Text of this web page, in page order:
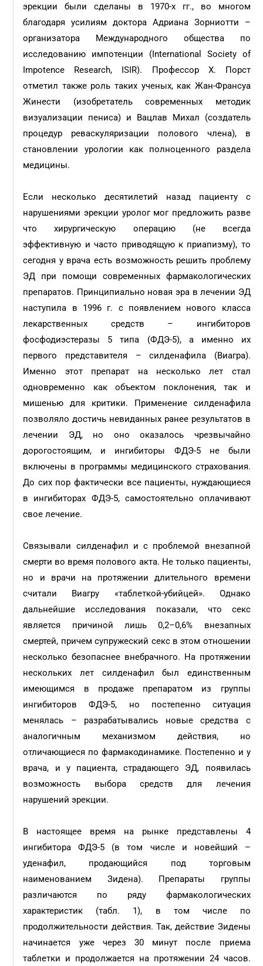
эрекции были сделаны в 1970-х гг., во многом
благодаря усилиям доктора Адриана Зорниотти –
организатора Международного общества по
исследованию импотенции (International Society of
Impotence Research, ISIR). Профессор Х. Порст
отметил также роль таких ученых, как Жан-Франсуа
Жинести (изобретатель современных методик
визуализации пениса) и Вацлав Михал (создатель
процедур реваскуляризации полового члена), в
становлении урологии как полноценного раздела
медицины.
Если несколько десятилетий назад пациенту с
нарушениями эрекции уролог мог предложить разве
что хирургическую операцию (не всегда
эффективную и часто приводящую к приапизму), то
сегодня у врача есть возможность решить проблему
ЭД при помощи современных фармакологических
препаратов. Принципиально новая эра в лечении ЭД
наступила в 1996 г. с появлением нового класса
лекарственных средств – ингибиторов
фосфодиэстеразы 5 типа (ФДЭ-5), а именно их
первого представителя – силденафила (Виагра).
Именно этот препарат на несколько лет стал
одновременно как объектом поклонения, так и
мишенью для критики. Применение силденафила
позволяло достичь невиданных ранее результатов в
лечении ЭД, но оно оказалось чрезвычайно
дорогостоящим, и ингибиторы ФДЭ-5 не были
включены в программы медицинского страхования.
До сих пор фактически все пациенты, нуждающиеся
в ингибиторах ФДЭ-5, самостоятельно оплачивают
свое лечение.
Связывали силденафил и с проблемой внезапной
смерти во время полового акта. Не только пациенты,
но и врачи на протяжении длительного времени
считали Виагру «таблеткой-убийцей». Однако
дальнейшие исследования показали, что секс
является причиной лишь 0,2–0,6% внезапных
смертей, причем супружеский секс в этом отношении
несколько безопаснее внебрачного. На протяжении
нескольких лет силденафил был единственным
имеющимся в продаже препаратом из группы
ингибиторов ФДЭ-5, но постепенно ситуация
менялась – разрабатывались новые средства с
аналогичным механизмом действия, но
отличающиеся по фармакодинамике. Постепенно и у
врача, и у пациента, страдающего ЭД, появилась
возможность выбора средств для лечения
нарушений эрекции.
В настоящее время на рынке представлены 4
ингибитора ФДЭ-5 (в том числе и новейший –
уденафил, продающийся под торговым
наименованием Зидена). Препараты группы
различаются по ряду фармакологических
характеристик (табл. 1), в том числе по
продолжительности действия. Так, действие Зидены
начинается уже через 30 минут после приема
таблетки и продолжается на протяжении 24 часов.